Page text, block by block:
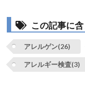
この記事に
アレルゲン(26)
アレルギー検査(3)